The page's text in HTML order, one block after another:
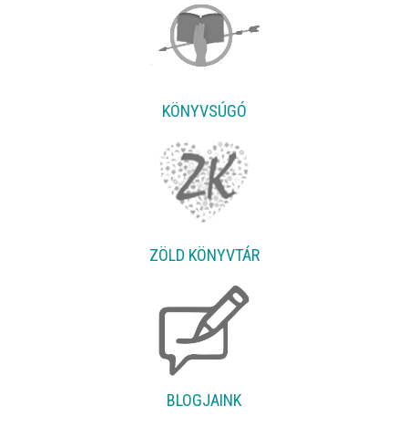
KÖNYVSÚGÓ
ZÖLD KÖNYVTÁR
BLOGJAINK